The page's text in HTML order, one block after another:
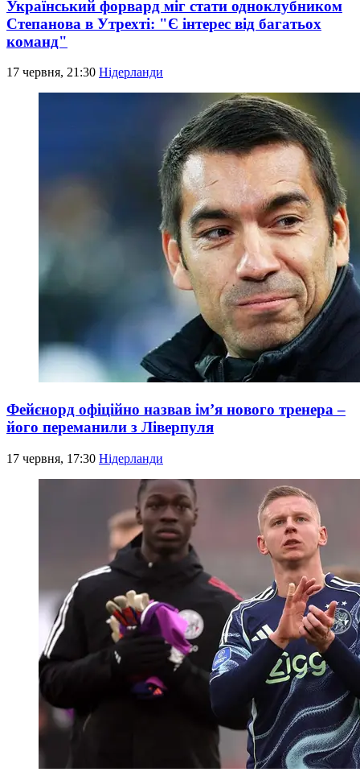
Український форвард міг стати одноклубником
Степанова в Утрехті: "Є інтерес від багатьох
команд"
17 червня, 21:30 Нідерланди
Фейєнорд офіційно назвав ім’я нового тренера –
його переманили з Ліверпуля
17 червня, 17:30 Нідерланди